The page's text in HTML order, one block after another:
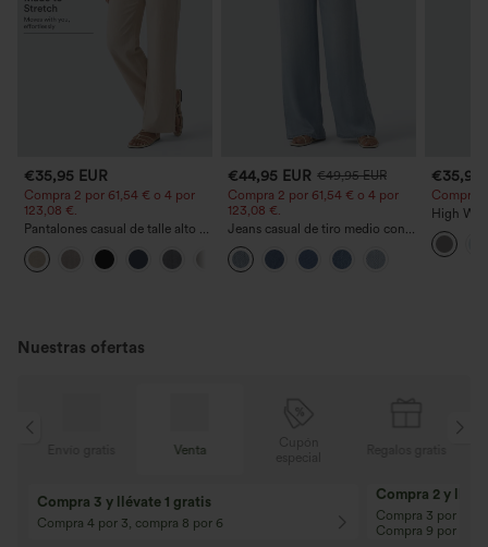
€35,95 EUR
Compra 2 por 61,54 € o 4 por
123,08 €.
Pantalones casual de talle alto y
pierna recta con tacto de lino y
bolsillos
€44,95 EUR €49,95 EUR
Compra 2 por 61,54 € o 4 por
123,08 €.
Jeans casual de tiro medio con
cordón y bolsillos
€35,95
Compra
High
Straight
Nuestras ofertas
Cupón
especial
Compra 3 y llévate 1 gratis
Compra 4 por 3, compra 8 por 6
Compra 2 y
Compra 3 por 2,
Compra 9 por 6